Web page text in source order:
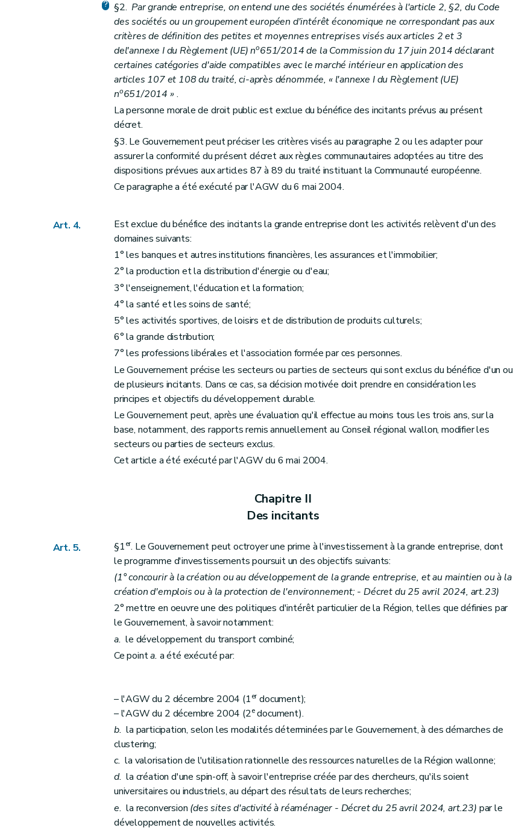
§2. Par grande entreprise, on entend une des sociétés énumérées à l'article 2, §2, du Code
des sociétés ou un groupement européen d'intérêt économique ne correspondant pas aux
critères de définition des petites et moyennes entreprises visés aux articles 2 et 3
del'annexe I du Règlement (UE) no651/2014 de la Commission du 17 juin 2014 déclarant
certaines catégories d'aide compatibles avec le marché intérieur en application des
articles 107 et 108 du traité, ci-après dénommée, « l'annexe I du Règlement (UE)
no651/2014 ».
La personne morale de droit public est exclue du bénéfice des incitants prévus au présent
décret.
§3. Le Gouvernement peut préciser les critères visés au paragraphe 2 ou les adapter pour
assurer la conformité du présent décret aux règles communautaires adoptées au titre des
dispositions prévues aux articles 87 à 89 du traité instituant la Communauté européenne.
Ce paragraphe a été exécuté par l'AGW du 6 mai 2004.
Art. 4.
Est exclue du bénéfice des incitants la grande entreprise dont les activités relèvent d'un des
domaines suivants:
1° les banques et autres institutions financières, les assurances et l'immobilier;
2° la production et la distribution d'énergie ou d'eau;
3° l'enseignement, l'éducation et la formation;
4° la santé et les soins de santé;
5° les activités sportives, de loisirs et de distribution de produits culturels;
6° la grande distribution;
7° les professions libérales et l'association formée par ces personnes.
Le Gouvernement précise les secteurs ou parties de secteurs qui sont exclus du bénéfice d'un ou
de plusieurs incitants. Dans ce cas, sa décision motivée doit prendre en considération les
principes et objectifs du développement durable.
Le Gouvernement peut, après une évaluation qu'il effectue au moins tous les trois ans, sur la
base, notamment, des rapports remis annuellement au Conseil régional wallon, modifier les
secteurs ou parties de secteurs exclus.
Cet article a été exécuté par l'AGW du 6 mai 2004.
Chapitre II
Des incitants
Art. 5. §1er. Le Gouvernement peut octroyer une prime à l'investissement à la grande entreprise, dont
le programme d'investissements poursuit un des objectifs suivants:
(1° concourir à la création ou au développement de la grande entreprise, et au maintien ou à la
création d'emplois ou à la protection de l'environnement; - Décret du 25 avril 2024, art.23)
2° mettre en oeuvre une des politiques d'intérêt particulier de la Région, telles que définies par
le Gouvernement, à savoir notamment:
a. le développement du transport combiné;
Ce pointa. a été exécuté par:
– l'AGW du 2 décembre 2004 (1erdocument);
– l'AGW du 2 décembre 2004 (2edocument).
b. la participation, selon les modalités déterminées par le Gouvernement, à des démarches de
clustering;
c. la valorisation de l'utilisation rationnelle des ressources naturelles de la Région wallonne;
d. la création d'une spin-off, à savoir l'entreprise créée par des chercheurs, qu'ils soient
universitaires ou industriels, au départ des résultats de leurs recherches;
e. la reconversion (des sites d'activité à réaménager - Décret du 25 avril 2024, art.23) par le
développement de nouvelles activités.